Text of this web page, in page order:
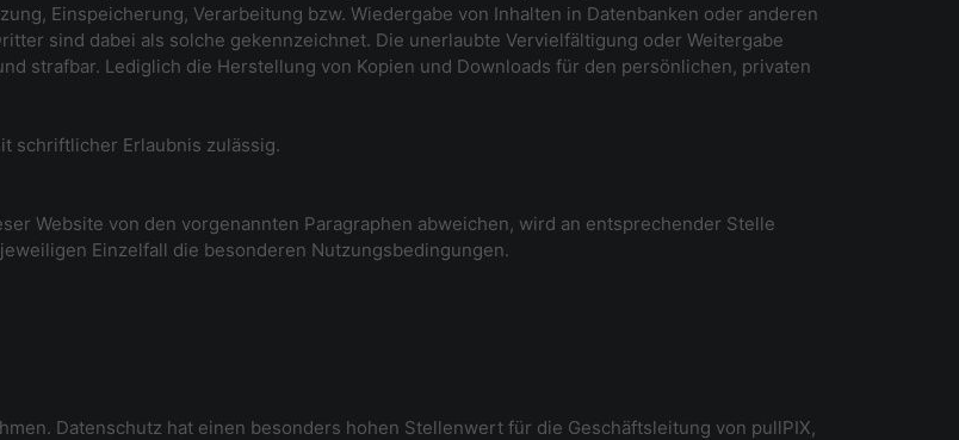
Einspeicherung, Verarbeitung bzw. Wiedergabe von Inhalten in Datenbanken oder anderen
sind dabei als solche gekennzeichnet. Die unerlaubte Vervielfältigung oder Weitergabe
strafbar. Lediglich die Herstellung von Kopien und Downloads für den persönlichen, privaten
schriftlicher Erlaubnis zulässig.
Website von den vorgenannten Paragraphen abweichen, wird an entsprechender Stelle
Einzelfall die besonderen Nutzungsbedingungen.
Datenschutz hat einen besonders hohen Stellenwert für die Geschäftsleitung von pullPIX,